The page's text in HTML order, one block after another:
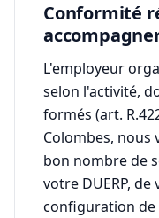
Conformité
L'employeur
selon l'activité,
formés (art.
Colombes, nous
bon nombre de
votre DUERP,
configuration de